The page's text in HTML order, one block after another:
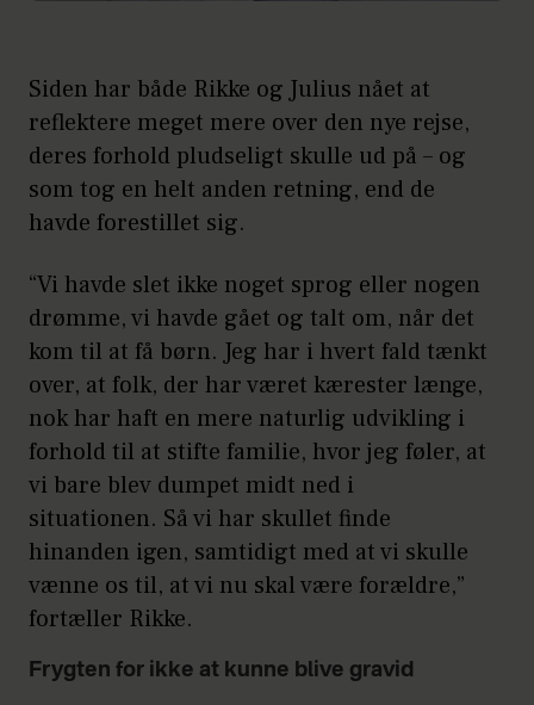
Siden har både Rikke og Julius nået at
reflektere meget mere over den nye rejse,
deres forhold pludseligt skulle ud på – og
som tog en helt anden retning, end de
havde forestillet sig.
“Vi havde slet ikke noget sprog eller nogen
drømme, vi havde gået og talt om, når det
kom til at få børn. Jeg har i hvert fald tænkt
over, at folk, der har været kærester længe,
nok har haft en mere naturlig udvikling i
forhold til at stifte familie, hvor jeg føler, at
vi bare blev dumpet midt ned i
situationen. Så vi har skullet finde
hinanden igen, samtidigt med at vi skulle
vænne os til, at vi nu skal være forældre,”
fortæller Rikke.
Frygten for ikke at kunne blive gravid